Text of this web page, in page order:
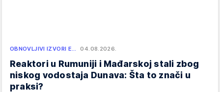
OBNOVLJIVI IZVORI E… 04.08.2026.
Reaktori u Rumuniji i Mađarskoj stali zbog
niskog vodostaja Dunava: Šta to znači u
praksi?